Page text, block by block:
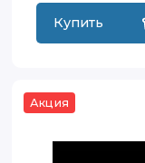
Купить
Макропод
opercularis)
Акция